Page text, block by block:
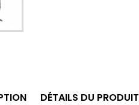
DÉTAILS DU PRODUIT